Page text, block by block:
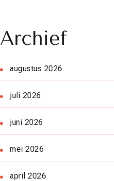
Archief
augustus 2026
juli 2026
juni 2026
mei 2026
april 2026